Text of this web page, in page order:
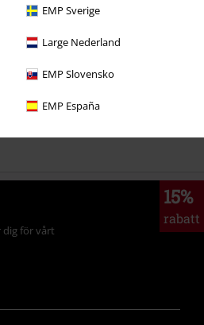
EMP Sverige
Large Nederland
EMP Slovensko
EMP España
15%
rabatt
dig för vårt